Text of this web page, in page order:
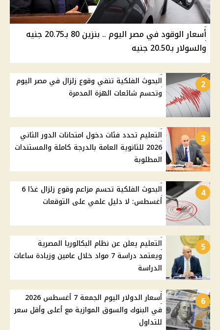
أسعار الوقود في مصر اليوم .. بنزين 80 بـ20.75 جنيه
والسولار بـ20.50 جنيه
2
البحوث الفلكية تنفي وقوع زلزال في مصر اليوم
وتحسم شائعات الهزة المدمرة
3
التعليم تحدد فئات دخول امتحانات الدور الثاني
2026 للثانوية العامة بالدرجة كاملة والمستندات
المطلوبة
4
البحوث الفلكية تحسم مزاعم وقوع زلزال غدًا 6
أغسطس: لا دليل علمي على التوقعات
5
التعليم يعلن عن نظام البكالوريا المصرية
ويعتمد دراسة 7 مواد خلال عامين وزيادة ساعات
الدراسة
6
أسعار الدولار اليوم الجمعة 7 أغسطس 2026
في البنوك والسوق الموازية مع أعلى وأقل سعر
للتداول